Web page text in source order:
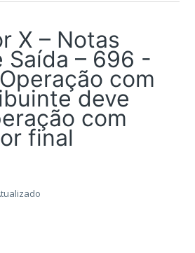
X – Notas
Saída – 696 -
com
deve
com
final